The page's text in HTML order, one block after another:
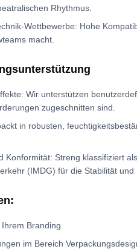
Rhythmus.
Wettbewerbe: Hohe
macht.
Wir unterstützen
zugeschnitten sind.
in robusten,
Konformität: Streng klassifiziert
(IMDG) für die Stabilität und
Branding
im Bereich